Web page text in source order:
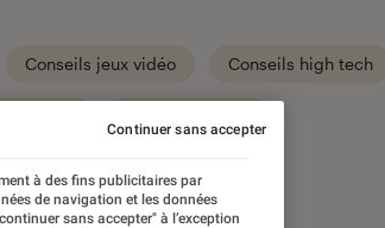
Conseils jeux vidéo Conseils high tech
à des fins publicitaires par
de navigation et les données
sans accepter" à l’exception
Continuer sans accepter